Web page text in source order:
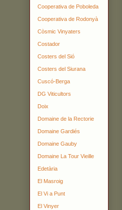
Cooperativa de Poboleda
Cooperativa de Rodonyà
Còsmic Vinyaters
Costador
Costers del Sió
Costers del Siurana
Cuscó-Berga
DG Viticultors
Doix
Domaine de la Rectorie
Domaine Gardiés
Domaine Gauby
Domaine La Tour Vieille
Edetària
El Masroig
El Vi a Punt
El Vinyer